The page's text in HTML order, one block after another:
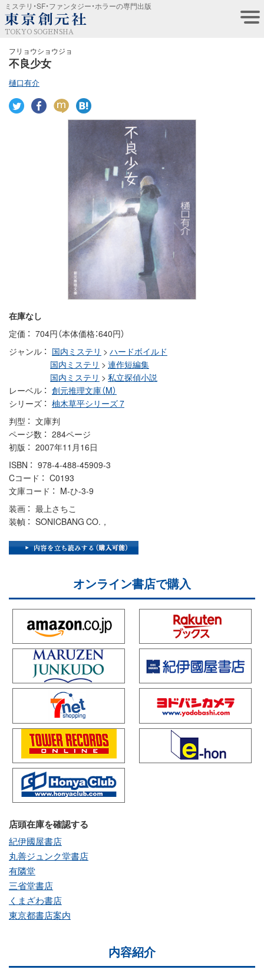
ミステリ・SF・ファンタジー・ホラーの専門出版
TOKYO SOGENSHA
フリョウショウジョ
不良少女
樋口有介
在庫なし
定価
704円（本体価格：640円）
ジャンル
国内ミステリ > ハードボイルド
国内ミステリ > 連作短編集
国内ミステリ > 私立探偵小説
レーベル
創元推理文庫（M）
シリーズ
柚木草平シリーズ 7
判型
文庫判
ページ数
284ページ
初版
2007年11月16日
ISBN
978-4-488-45909-3
Cコード
C0193
文庫コード
M-ひ-3-9
装画
最上さちこ
装幀
SONICBANG CO.，
オンライン書店で購入
店頭在庫を確認する
紀伊國屋書店
丸善ジュンク堂書店
有隣堂
三省堂書店
くまざわ書店
東京都書店案内
内容紹介